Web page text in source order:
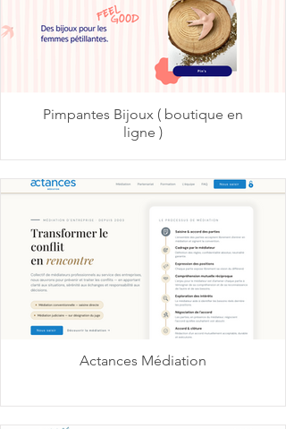
Pimpantes Bijoux ( boutique en
ligne )
Actances Médiation